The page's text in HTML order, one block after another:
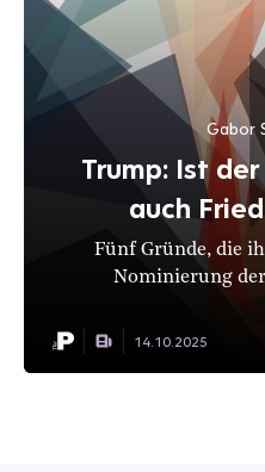
Gabor
Trump: Ist
auch
Fünf Gründe, die
Nominierung
14.10.2025